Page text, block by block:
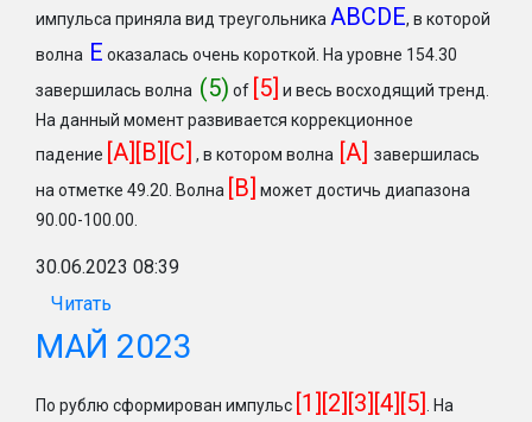
импульса приняла вид треугольникаABCDE, в которой
волна Е оказалась очень короткой. На уровне 154.30
завершилась волна (5) of [5] и весь восходящий тренд.
На данный момент развивается коррекционное
падение [A][B][C] , в котором волна [A] завершилась
на отметке 49.20. Волна [B] может достичь диапазона
90.00-100.00.
30.06.2023 08:39
Читать
МАЙ 2023
По рублю сформирован импульс [1][2][3][4][5]. На